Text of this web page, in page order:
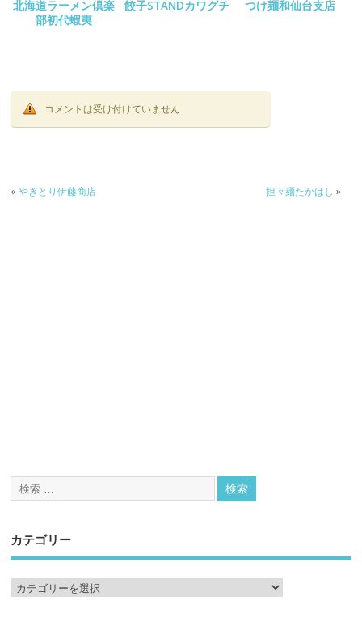
北海道ラーメン倶楽
部初代蝦夷
餃子STANDカワグチ つけ麺和仙台支店
コメントは受け付けていません
«やきとり伊藤商店 担々麺たかはし »
カテゴリー